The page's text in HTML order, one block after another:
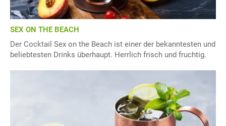
SEX ON THE BEACH
Der Cocktail Sex on the Beach ist einer der bekanntesten und
beliebtesten Drinks überhaupt. Herrlich frisch und fruchtig.